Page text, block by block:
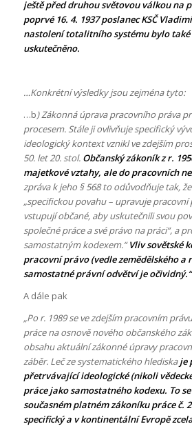
ještě před druhou světovou válkou na
poprvé 16. 4. 1937 poslanec KSČ
nastolení totalitního systému bylo také
uskutečněno.
…Konkrétní výsledky jsou zejména tyto:
…b) Zákonná úprava pracovního práva
procesem. Stále ji ovlivňuje specifický
ideologický kontext vznikl ve zdejším
50. let 20. stol. Občanský zákoník z r.
majetkové vztahy, ale do pracovních
zpráva k jeho § 568 to odůvodňuje tak,
„specifickou povahu – upravuje
vstupují občané, aby uskutečnili svou
společné práce a své právo na práci“, a
samostatným kodexem.“Vliv sovětské
pracovní právo (vedle zemědělského a
samostatné právní odvětví je očividný.“
A dále pak
„Po r. 1989 se ve zdejším pracovním
práce na osnově nového občanského
obsahu aktuální zákonné úpravy
záběr. Leč ze systematického hlediskaje
přetrvávající ideologické (nikoli
práce jako samostatného kodexu. To
současném platném zákoníku práce č.
specifický a v kontinentální Evropě